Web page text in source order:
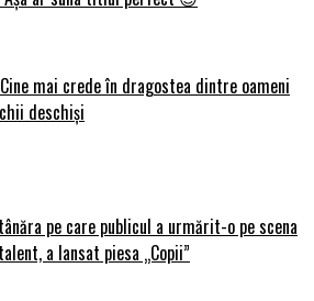
mai crede în dragostea dintre oameni
deschiși
pe care publicul a urmărit-o pe scena
a lansat piesa „Copii”